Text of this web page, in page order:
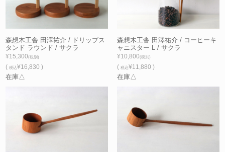
森想木工舎 田澤祐介 / ドリップス
タンド ラウンド / サクラ
¥15,300(税別)
(税込¥16,830 )
在庫△
森想木工舎 田澤祐介 / コーヒーキ
ャニスター L / サクラ
¥10,800(税別)
( 税込¥11,880 )
在庫△